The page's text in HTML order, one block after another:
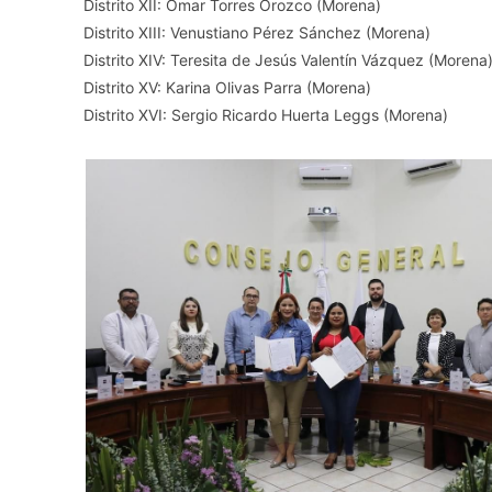
Distrito XII: Omar Torres Orozco (Morena)
Distrito XIII: Venustiano Pérez Sánchez (Morena)
Distrito XIV: Teresita de Jesús Valentín Vázquez (Morena)
Distrito XV: Karina Olivas Parra (Morena)
Distrito XVI: Sergio Ricardo Huerta Leggs (Morena)